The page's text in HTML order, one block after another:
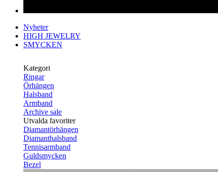
Nyheter
HIGH JEWELRY
SMYCKEN
Kategori
Ringar
Örhängen
Halsband
Armband
Archive sale
Utvalda favoriter
Diamantörhängen
Diamanthalsband
Tennisarmband
Guldsmycken
Bezel